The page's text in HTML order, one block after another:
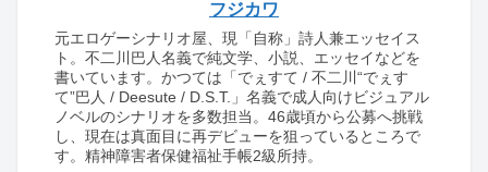
フジカワ
元エロゲーシナリオ屋、現「自称」詩人兼エッセイス
ト。不二川巴人名義で純文学、小説、エッセイなどを
書いています。かつては「でぇすて / 不二川“でぇす
て”巴人 / Deesute / D.S.T.」名義で成人向けビジュアル
ノベルのシナリオを多数担当。46歳頃から公募へ挑戦
し、現在は真面目に再デビューを狙っているところで
す。精神障害者保健福祉手帳2級所持。